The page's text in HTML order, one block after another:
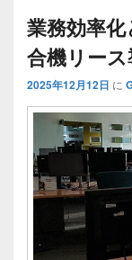
業務効率
合機リー
2025年12月12日 に